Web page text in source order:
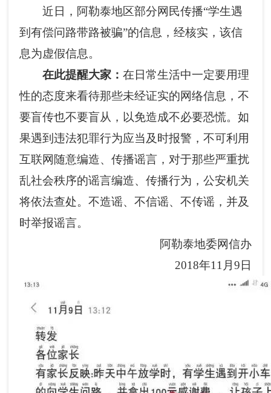
近日，阿勒泰地区部分网民传播“学生遇
到有偿问路带路被骗”的信息，经核实，该信
息为虚假信息。
在此提醒大家：在日常生活中一定要用理
性的态度来看待那些未经证实的网络信息，不
要盲传也不要盲从，以免造成不必要恐慌。如
果遇到违法犯罪行为应当及时报警，不可利用
互联网随意编造、传播谣言，对于那些严重扰
乱社会秩序的谣言编造、传播行为，公安机关
将依法查处。不造谣、不信谣、不传谣，并及
时举报谣言。
阿勒泰地委网信办
2018年11月9日